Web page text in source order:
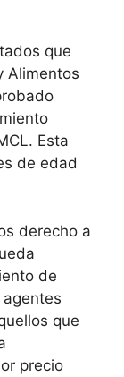
que
Alimentos
Esta
de edad
derecho a
de
que
precio